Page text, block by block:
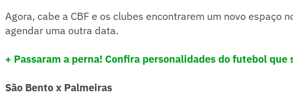
Agora, cabe a CBF e os clubes encontrarem um novo espaço
agendar uma outra data.
+ Passaram a perna! Confira personalidades do futebol que
São Bento x Palmeiras